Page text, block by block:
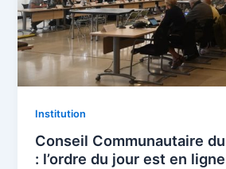
Institution
Conseil Communautaire
: l’ordre du jour est en